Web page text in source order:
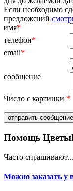
Если необходимо
предложений
имя*
телефон*
email*
сообщение
Число с картинки *
Помощь
Часто спрашивают...
Можно заказать у